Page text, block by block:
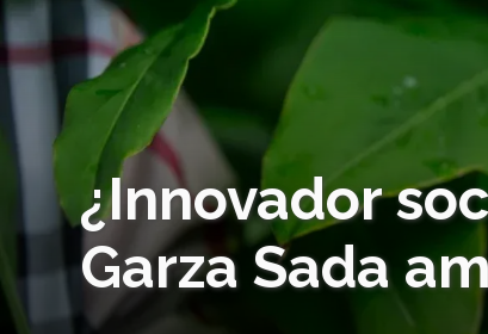
¿Innovador
Garza Sada